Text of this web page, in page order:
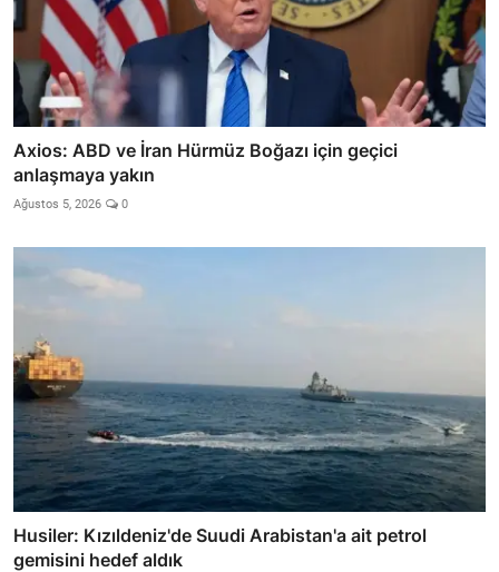
Axios: ABD ve İran Hürmüz Boğazı için geçici
anlaşmaya yakın
Ağustos 5, 2026 0
Husiler: Kızıldeniz'de Suudi Arabistan'a ait petrol
gemisini hedef aldık